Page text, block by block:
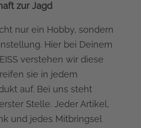
zur Jagd
nur ein Hobby, sondern
Hier bei Deinem
verstehen wir diese
sie in jedem
auf. Bei uns steht
Stelle. Jeder Artikel,
und jedes Mitbringsel